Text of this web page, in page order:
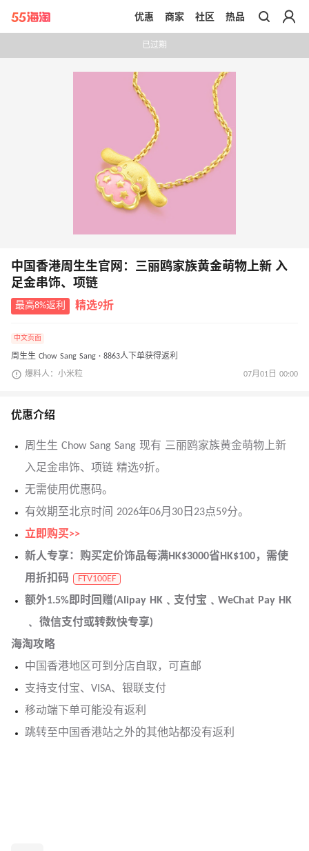
带你去官网买正品
优惠 商家 社区 热品
已过期
中国香港周生生官网：三丽鸥家族黄金萌物上新 入
足金串饰、项链
最高8%返利 精选9折
中文页面
周生生 Chow Sang Sang · 8863人下单获得返利
爆料人：小米粒 07月01日 00:00
优惠介绍
周生生 Chow Sang Sang 现有 三丽鸥家族黄金萌物上新
入足金串饰、项链 精选9折。
无需使用优惠码。
有效期至北京时间 2026年06月30日23点59分。
立即购买>>
新人专享：购买定价饰品每满HK$3000省HK$100，需使
用折扣码
FTV100EF
额外1.5%即时回赠(Alipay HK﹑支付宝﹑WeChat Pay HK
﹑ 微信支付或转数快专享)
海淘攻略
中国香港地区可到分店自取，可直邮
支持支付宝、VISA、银联支付
移动端下单可能没有返利
跳转至中国香港站之外的其他站都没有返利